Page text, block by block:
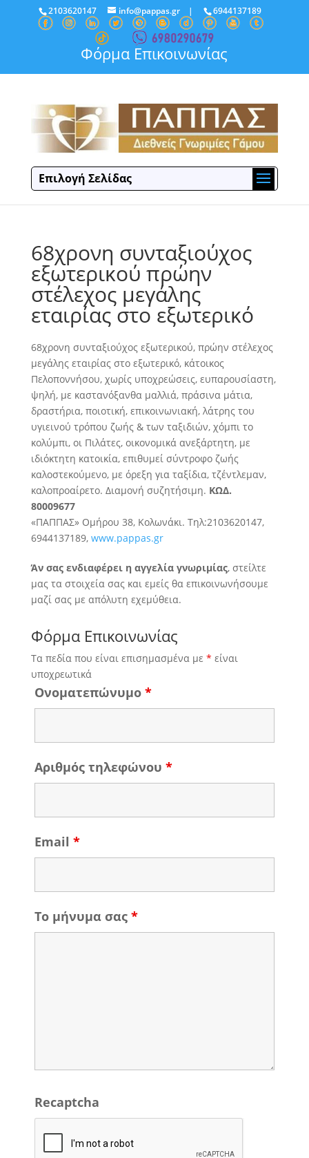
2103620147 info@pappas.gr| 6944137189
Φόρμα Επικοινωνίας
Επιλογή Σελίδας
68χρονη συνταξιούχος
εξωτερικού πρώην
στέλεχος μεγάλης
εταιρίας στο εξωτερικό
68χρονη συνταξιούχος εξωτερικού, πρώην στέλεχος
μεγάλης εταιρίας στο εξωτερικό, κάτοικος
Πελοποννήσου, χωρίς υποχρεώσεις, ευπαρουσίαστη,
ψηλή, με καστανόξανθα μαλλιά, πράσινα μάτια,
δραστήρια, ποιοτική, επικοινωνιακή, λάτρης του
υγιεινού τρόπου ζωής& των ταξιδιών, χόμπι το
κολύμπι, οι Πιλάτες, οικονομικά ανεξάρτητη, με
ιδιόκτητη κατοικία, επιθυμεί σύντροφο ζωής
καλοστεκούμενο, με όρεξη για ταξίδια, τζέντλεμαν,
καλοπροαίρετο. Διαμονή συζητήσιμη. ΚΩΔ.
80009677
«ΠΑΠΠΑΣ» Ομήρου 38, Κολωνάκι. Τηλ:2103620147,
6944137189, www.pappas.gr
Άν σας ενδιαφέρει η αγγελία γνωριμίας, στείλτε
μας τα στοιχεία σας και εμείς θα επικοινωνήσουμε
μαζί σας με απόλυτη εχεμύθεια.
Φόρμα Επικοινωνίας
Τα πεδία που είναι επισημασμένα με * είναι
υποχρεωτικά
Ονοματεπώνυμο *
Αριθμός τηλεφώνου *
Email *
Το μήνυμα σας *
Recaptcha